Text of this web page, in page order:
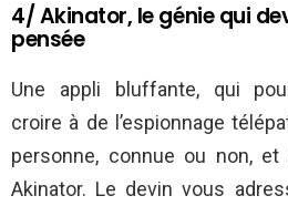
4/ Akinator, le génie qui
pensée
Une appli bluffante, qui
croire à de l’espionnage
personne, connue ou non,
Akinator. Le devin vous